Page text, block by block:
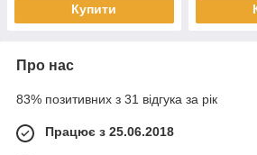
Купити
Про нас
83% позитивних з 31 відгука за рік
Працює з 25.06.2018